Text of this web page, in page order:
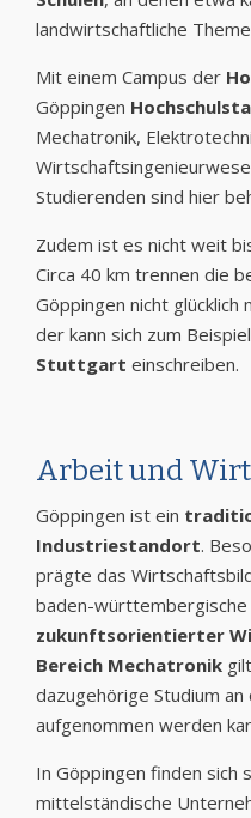
landwirtschaftliche
Mit einem Campus der
Göppingen
Mechatronik,
Studierenden sind hier
Zudem ist es nicht weit
Circa 40 km trennen die
Göppingen nicht
der kann sich zum
Stuttgart einschreiben.
Arbeit und
Göppingen ist ein
Industriestandort.
prägte das
baden-
zukunftsorientierter
Bereich Mechatronik
dazugehörige Studium
aufgenommen werden
In Göppingen finden sich
mittelständische